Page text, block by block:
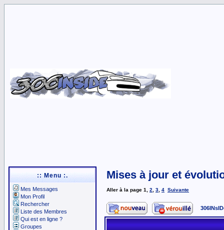
:: Menu :.
Mes Messages
Mon Profil
Rechercher
Liste des Membres
Qui est en ligne ?
Groupes
Mises à jour et
Aller à la page 1 2 3 4 Suivante